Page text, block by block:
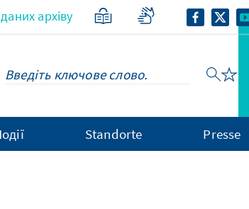
архіву
Standorte Presse